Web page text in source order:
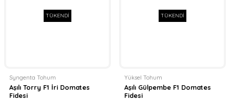
TÜKENDİ
Syngenta Tohum
Aşılı Torry F1 İri Domates
Fidesi
TÜKENDİ
Yüksel Tohum
Aşılı Gülpembe F1 Domates
Fidesi